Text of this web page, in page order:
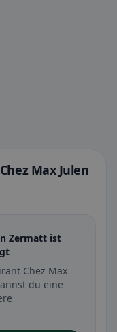
Max Julen
Zermatt ist
Chez Max
du eine